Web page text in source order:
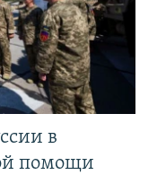
в
помощи